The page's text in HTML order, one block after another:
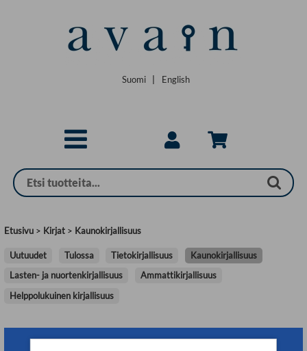
Suomi English
Etusivu > Kirjat > Kaunokirjallisuus
Uutuudet Tulossa Tietokirjallisuus
Kaunokirjallisuus
Lasten- ja nuortenkirjallisuus
Ammattikirjallisuus
Helppolukuinen kirjallisuus